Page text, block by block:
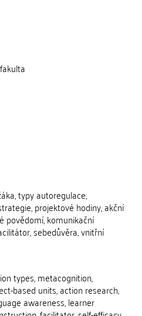
typy autoregulace,
projektové hodiny, akční
povědomí, komunikační
sebedůvěra, vnitřní
types, metacognition,
based units, action research,
awareness, learner